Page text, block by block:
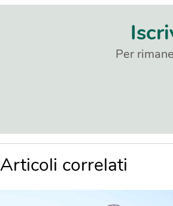
Per
Articoli correlati